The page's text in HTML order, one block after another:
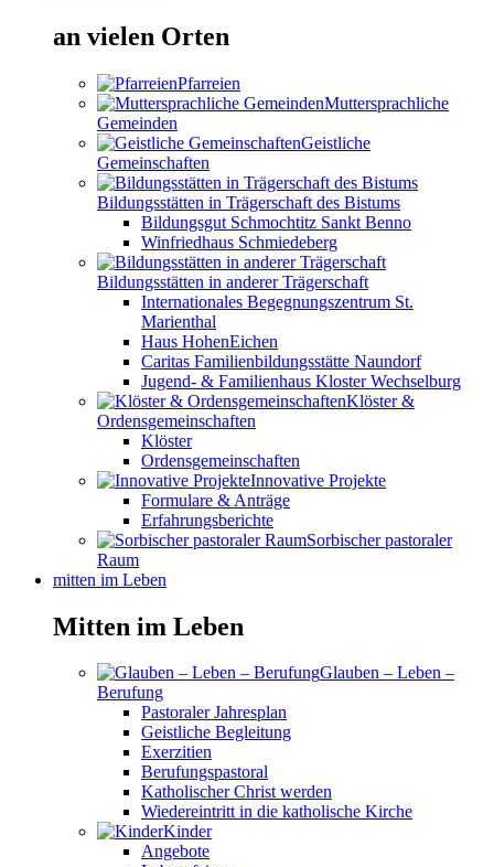
an vielen Orten
Pfarreien
Muttersprachliche
Gemeinden
Geistliche
Gemeinschaften
Bildungsstätten in Trägerschaft des Bistums
Bildungsgut Schmochtitz Sankt Benno
Winfriedhaus Schmiedeberg
Bildungsstätten in anderer Trägerschaft
Internationales Begegnungszentrum St.
Marienthal
Haus HohenEichen
Caritas Familienbildungsstätte Naundorf
Jugend- & Familienhaus Kloster Wechselburg
Klöster &
Ordensgemeinschaften
Klöster
Ordensgemeinschaften
Innovative Projekte
Formulare & Anträge
Erfahrungsberichte
Sorbischer pastoraler
Raum
mitten im Leben
Mitten im Leben
Glauben – Leben –
Berufung
Pastoraler Jahresplan
Geistliche Begleitung
Exerzitien
Berufungspastoral
Katholischer Christ werden
Wiedereintritt in die katholische Kirche
Kinder
Angebote